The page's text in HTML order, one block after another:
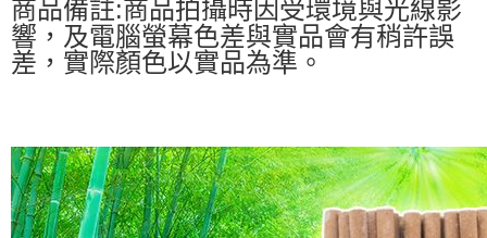
商品備註:商品拍攝時因受環境與光線影
響，及電腦螢幕色差與實品會有稍許誤
差，實際顏色以實品為準。